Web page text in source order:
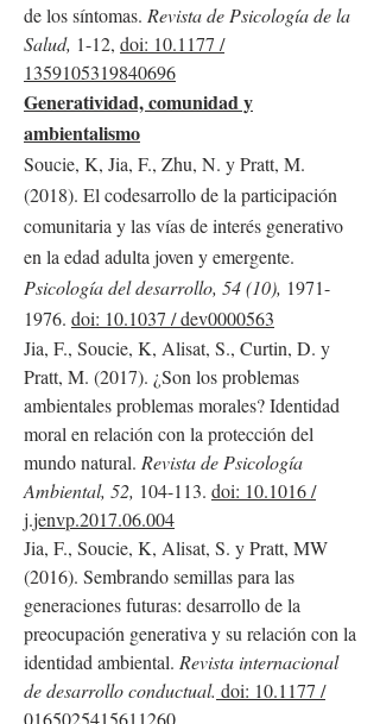
de los síntomas. Revista de Psicología de la
Salud, 1-12, doi: 10.1177 /
1359105319840696
Generatividad, comunidad y
ambientalismo
Soucie, K, Jia, F., Zhu, N. y Pratt, M.
(2018). El codesarrollo de la participación
comunitaria y las vías de interés generativo
en la edad adulta joven y emergente.
Psicología del desarrollo, 54 (10), 1971-
1976. doi: 10.1037 / dev0000563
Jia, F., Soucie, K, Alisat, S., Curtin, D. y
Pratt, M. (2017). ¿Son los problemas
ambientales problemas morales? Identidad
moral en relación con la protección del
mundo natural. Revista de Psicología
Ambiental, 52, 104-113. doi: 10.1016 /
j.jenvp.2017.06.004
Jia, F., Soucie, K, Alisat, S. y Pratt, MW
(2016). Sembrando semillas para las
generaciones futuras: desarrollo de la
preocupación generativa y su relación con la
identidad ambiental. Revista internacional
de desarrollo conductual. doi: 10.1177 /
0165025415611260